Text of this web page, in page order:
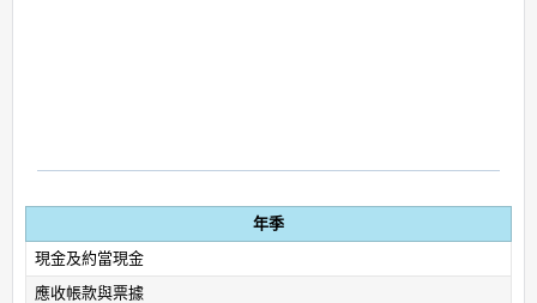
年季
現金及約當現金
應收帳款與票據